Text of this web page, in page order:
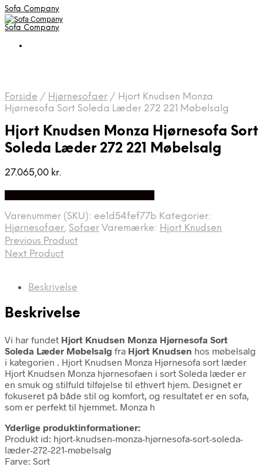
Sofa Company
Sofa Company
Forside / Hjørnesofaer / Hjort Knudsen Monza
Hjørnesofa Sort Soleda Læder 272 221 Møbelsalg
Hjort Knudsen Monza Hjørnesofa Sort
Soleda Læder 272 221 Møbelsalg
27.065,00 kr.
Varenummer (SKU): ee1d54fef77b Kategorier:
Hjørnesofaer, Sofaer Varemærke: Hjort Knudsen
Previous Product
Next Product
Beskrivelse
Beskrivelse
Vi har fundet Hjort Knudsen Monza Hjørnesofa Sort
Soleda Læder Møbelsalg fra Hjort Knudsen hos møbelsalg
i kategorien . Hjort Knudsen Monza Hjørnesofa sort læder
Hjort Knudsen Monza hjørnesofaen i sort Soleda læder er
en smuk og stilfuld tilføjelse til ethvert hjem. Designet er
fokuseret på både stil og komfort, og resultatet er en sofa,
som er perfekt til hjemmet. Monza h
Yderlige produktinformationer:
Produkt id: hjort-knudsen-monza-hjørnesofa-sort-soleda-
læder-272-221-møbelsalg
Farve: Sort